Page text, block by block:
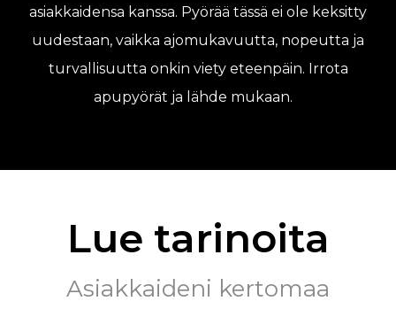
asiakkaidensa kanssa. Pyörää tässä ei ole keksitty
uudestaan, vaikka ajomukavuutta, nopeutta ja
turvallisuutta onkin viety eteenpäin. Irrota
apupyörät ja lähde mukaan.
Lue tarinoita
Asiakkaideni kertomaa